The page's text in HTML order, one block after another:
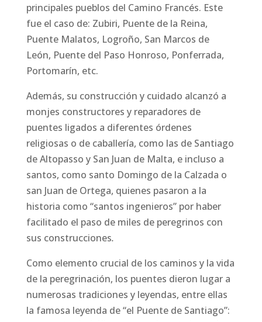
principales pueblos del Camino Francés. Este
fue el caso de: Zubiri, Puente de la Reina,
Puente Malatos, Logroño, San Marcos de
León, Puente del Paso Honroso, Ponferrada,
Portomarín, etc.
Además, su construcción y cuidado alcanzó a
monjes constructores y reparadores de
puentes ligados a diferentes órdenes
religiosas o de caballería, como las de Santiago
de Altopasso y San Juan de Malta, e incluso a
santos, como santo Domingo de la Calzada o
san Juan de Ortega, quienes pasaron a la
historia como “santos ingenieros” por haber
facilitado el paso de miles de peregrinos con
sus construcciones.
Como elemento crucial de los caminos y la vida
de la peregrinación, los puentes dieron lugar a
numerosas tradiciones y leyendas, entre ellas
la famosa leyenda de “el Puente de Santiago”: